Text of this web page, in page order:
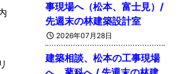
事現場へ（松本、富士見）/
先週末の林建築設計室
2026年07月28日
建築相談、松本の工事現場